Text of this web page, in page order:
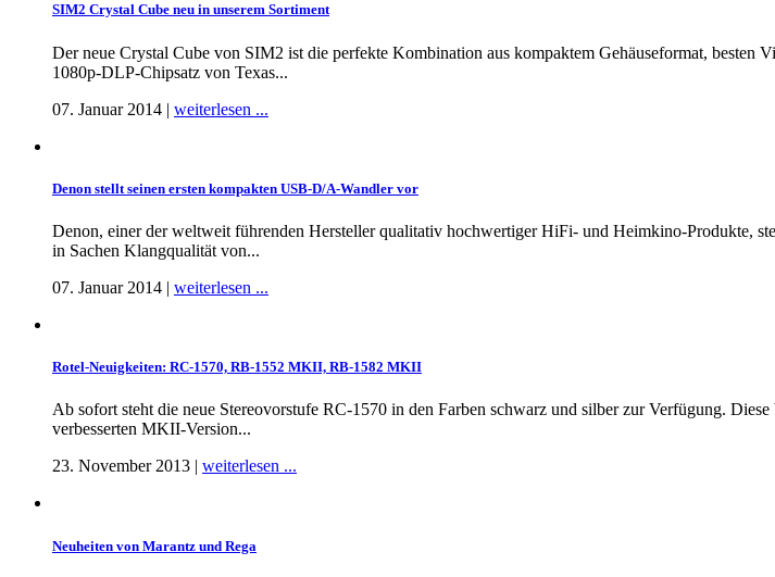
SIM2 Crystal Cube neu in unserem Sortiment
Der neue Crystal Cube von SIM2 ist die perfekte Kombination aus kompaktem Gehäuseformat,
1080p-DLP-Chipsatz von Texas...
07. Januar 2014 | weiterlesen ...
Denon stellt seinen ersten kompakten USB-D/A-Wandler vor
Denon, einer der weltweit führenden Hersteller qualitativ hochwertiger HiFi- und Heimkino-Produkte,
in Sachen Klangqualität von...
07. Januar 2014 | weiterlesen ...
Rotel-Neuigkeiten: RC-1570, RB-1552 MKII, RB-1582 MKII
Ab sofort steht die neue Stereovorstufe RC-1570 in den Farben schwarz und silber zur Verfügung.
verbesserten MKII-Version...
23. November 2013 | weiterlesen ...
Neuheiten von Marantz und Rega